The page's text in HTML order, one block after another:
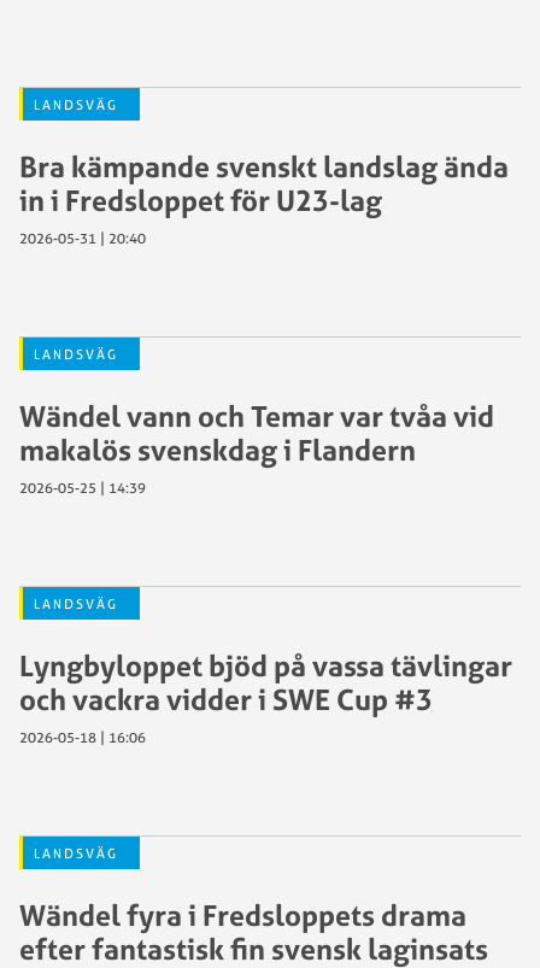
LANDSVÄG
Bra kämpande svenskt landslag ända
in i Fredsloppet för U23-lag
2026-05-31 | 20:40
LANDSVÄG
Wändel vann och Temar var tvåa vid
makalös svenskdag i Flandern
2026-05-25 | 14:39
LANDSVÄG
Lyngbyloppet bjöd på vassa tävlingar
och vackra vidder i SWE Cup #3
2026-05-18 | 16:06
LANDSVÄG
Wändel fyra i Fredsloppets drama
efter fantastisk fin svensk laginsats